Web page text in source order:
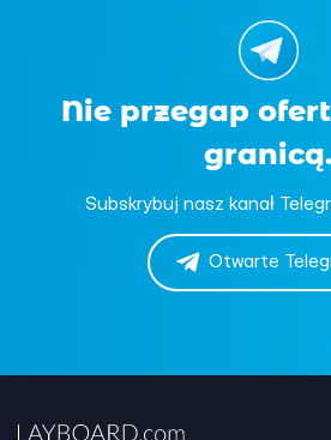
Nie przegap
granicą.
Subskrybuj nasz kanał
Otwarte